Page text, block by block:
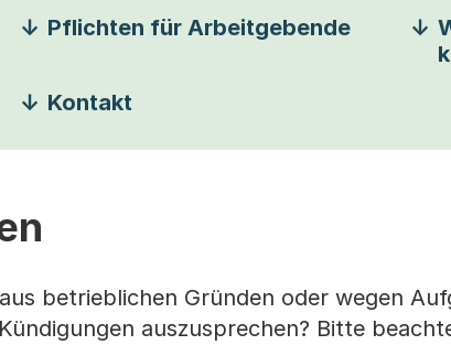
Pflichten für Arbeitgebende
Kontakt
betrieblichen Gründen oder wegen
auszusprechen? Bitte